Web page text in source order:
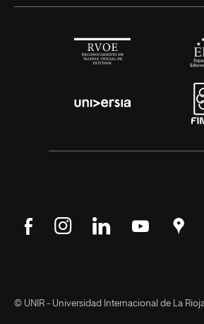
SíguenosSíguenos SíguenosSíguenos
© UNIR - Universidad Internacional de La